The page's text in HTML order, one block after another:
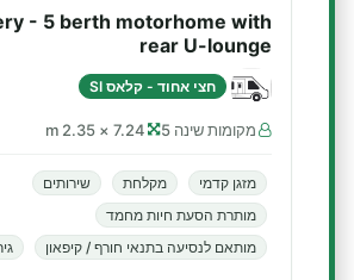
- 5 berth motorhome with
rear U-lounge
חצי אחוד - קלאס SI
מקומות שינה 5 7.24 × 2.35 m
מזגן קדמי מקלחת
שירותים
מותרת הסעת חיות מחמד
מותאם לנסיעה בתנאי חורף / קיפאון